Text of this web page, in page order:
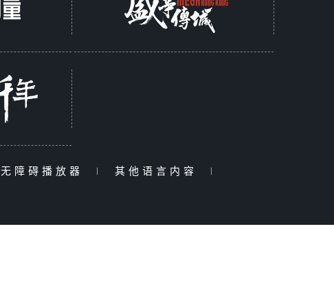
无障碍播放器 | 其他语言内容 |